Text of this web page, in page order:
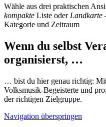
Wähle aus drei praktischen
kompakte Liste oder Landkarte
Kategorie und Zeitraum
Wenn du selbst
organisierst, …
… bist du hier genau richtig:
Volksmusik-Begeisterte und
der richtigen Zielgruppe.
Navigation überspringen